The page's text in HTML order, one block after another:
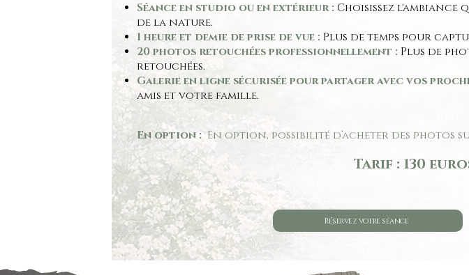
Séance en studio ou en extérieur : Choisissez
de la nature.
1 heure et demie de prise de vue : Plus de temps pour
20 photos retouchées professionnellement : Plus de
retouchées.
Galerie en ligne sécurisée pour partager avec vos
amis et votre famille.
En option :En option, possibilité d’acheter des photos
Tarif : 130
Réservez votre séance